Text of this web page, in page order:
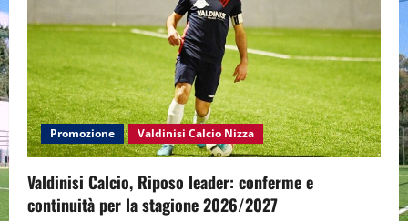
Promozione Valdinisi Calcio Nizza
Valdinisi Calcio, Riposo leader: conferme e
continuità per la stagione 2026/2027